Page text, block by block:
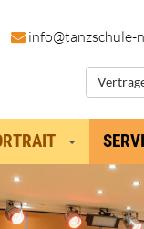
info@tanzschule-